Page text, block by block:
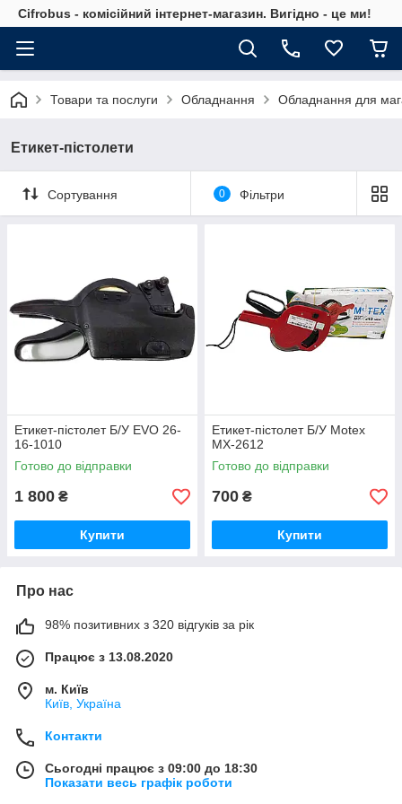
Cifrobus - комiсiйний iнтернет-магазин. Вигiдно - це ми!
Товари та послуги Обладнання Обладнання для
Етикет-пістолети
Сортування 0 Фільтри
Етикет-пістолет Б/У EVO 26-
16-1010
Готово до відправки
1 800 ₴
Купити
Етикет-пістолет Б/У Motex
MX-2612
Готово до відправки
700 ₴
Купити
Про нас
98% позитивних з 320 відгуків за рік
Працює з 13.08.2020
м. Київ
Київ, Україна
Контакти
Сьогодні працює з 09:00 до 18:30
Показати весь графік роботи